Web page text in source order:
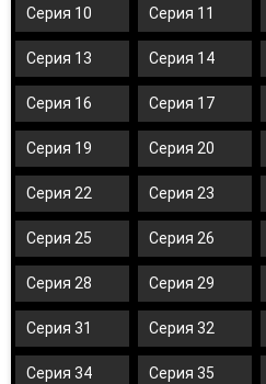
Серия 10 Серия 11
Серия 13 Серия 14
Серия 16 Серия 17
Серия 19 Серия 20
Серия 22 Серия 23
Серия 25 Серия 26
Серия 28 Серия 29
Серия 31 Серия 32
Серия 34 Серия 35